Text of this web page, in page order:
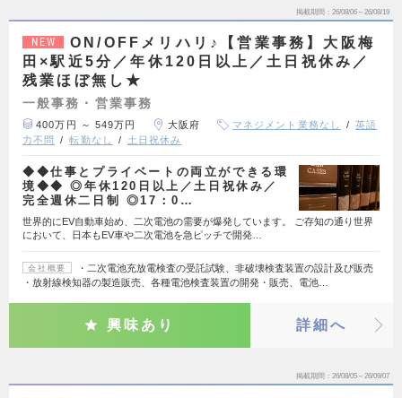
掲載期間 26/08/06～26/08/19
NEW
ON/OFFメリハリ♪【営業事務】大阪梅
田×駅近5分／年休120日以上／土日祝休み／
残業ほぼ無し★
一般事務・営業事務
400万円 ～ 549万円 大阪府 マネジメント業務なし
英語
力不問
転勤なし 土日祝休み
◆◆仕事とプライベートの両立ができる環
境◆◆ ◎年休120日以上／土日祝休み／
完全週休二日制 ◎17：0…
世界的にEV自動車始め、二次電池の需要が爆発しています。 ご存知の通り世界
において、日本もEV車や二次電池を急ピッチで開発…
会社概要
・二次電池充放電検査の受託試験、非破壊検査装置の設計及び販売
・放射線検知器の製造販売、各種電池検査装置の開発・販売、電池…
興味あり 詳細へ
掲載期間 26/08/05～26/09/07